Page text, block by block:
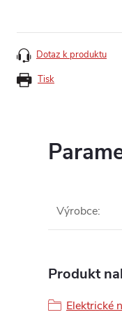
Tisk
Dotaz k produktu
Výrobce:
Produkt
Elektrické